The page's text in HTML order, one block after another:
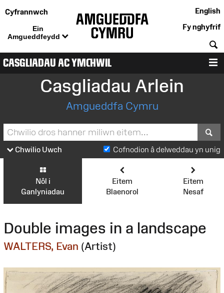
Cyfrannwch
Ein
Amgueddfeydd
English
Fy nghyfrif
CASGLIADAU AC YMCHWIL
Casgliadau Arlein
Amgueddfa Cymru
Chwilio Uwch Cofnodion â delweddau yn unig
Nôl i
Ganlyniadau
Eitem
Blaenorol
Eitem
Nesaf
Double images in a landscape
WALTERS, Evan (Artist)